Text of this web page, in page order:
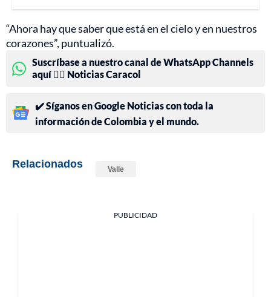
“Ahora hay que saber que está en el cielo y en nuestros
corazones”, puntualizó.
Suscríbase a nuestro canal de WhatsApp Channels
aquí 👉🏻 Noticias Caracol
✔️ Síganos en Google Noticias con toda la
información de Colombia y el mundo.
Relacionados Valle
PUBLICIDAD